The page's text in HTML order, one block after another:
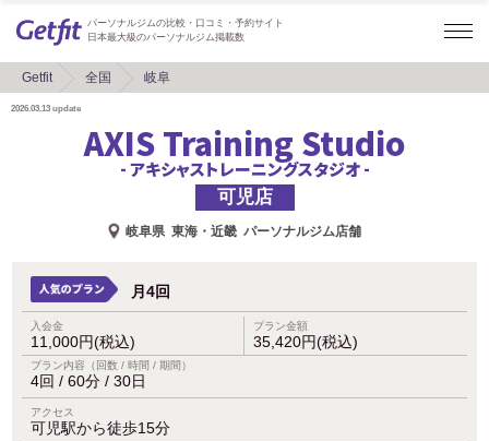
パーソナルジムの比較・口コミ・予約サイト
日本最大級のパーソナルジム掲載数
Getfit 全国 岐阜
2026.03.13 update
AXIS Training Studio
- アキシャストレーニングスタジオ -
可児店
岐阜県 東海・近畿 パーソナルジム店舗
月4回
入会金
11,000円(税込)
プラン金額
35,420円(税込)
プラン内容（回数 / 時間 / 期間）
4回 / 60分 / 30日
アクセス
可児駅から徒歩15分